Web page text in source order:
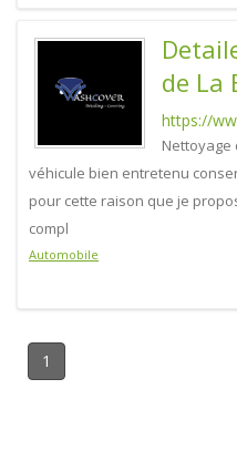
de La
https://
Nettoyage
véhicule bien entretenu
pour cette raison que je
compl
Automobile
1